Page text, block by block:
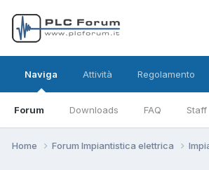
Naviga
Forum Downloads FAQ Staff
Attività Regolamento
Home Forum Impiantistica elettrica